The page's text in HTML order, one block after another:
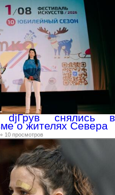
снялись в
о жителях Севера
10 просмотров